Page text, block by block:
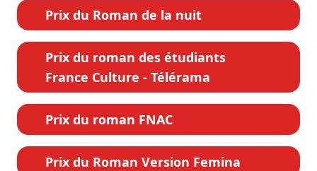
Prix du Roman de la nuit
Prix du roman des étudiants
France Culture - Télérama
Prix du roman FNAC
Prix du Roman Version Femina